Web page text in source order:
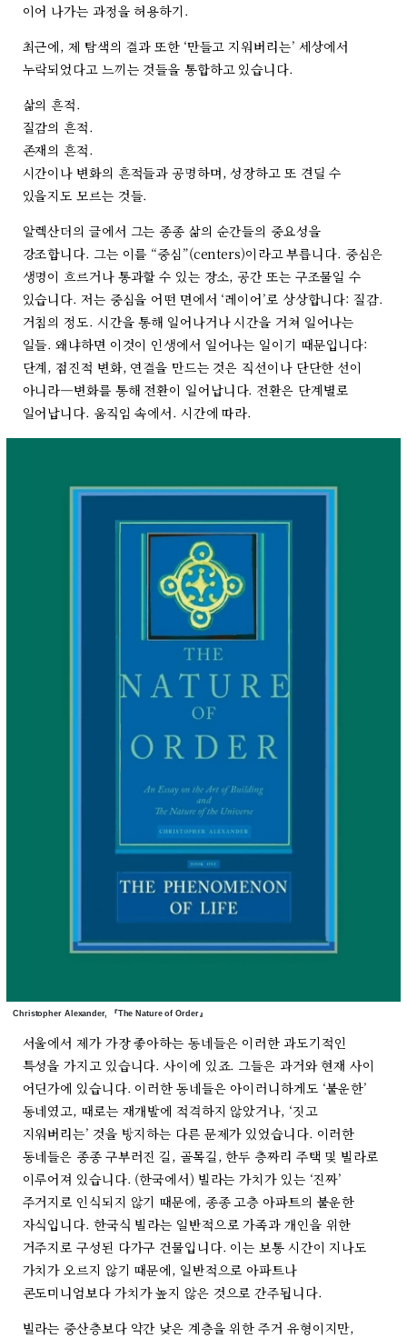
이어 나가는 과정을 허용하기.
최근에, 제 탐색의 결과 또한 ‘만들고 지워버리는’ 세상에서
누락되었다고 느끼는 것들을 통합하고 있습니다.
삶의 흔적.
질감의 흔적.
존재의 흔적.
시간이나 변화의 흔적들과 공명하며, 성장하고 또 견딜 수
있을지도 모르는 것들.
알렉산더의 글에서 그는 종종 삶의 순간들의 중요성을
강조합니다. 그는 이를 “중심”(centers)이라고 부릅니다. 중심은
생명이 흐르거나 통과할 수 있는 장소, 공간 또는 구조물일 수
있습니다. 저는 중심을 어떤 면에서 ‘레이어’로 상상합니다: 질감.
거침의 정도. 시간을 통해 일어나거나 시간을 거쳐 일어나는
일들. 왜냐하면 이것이 인생에서 일어나는 일이기 때문입니다:
단계, 점진적 변화, 연결을 만드는 것은 직선이나 단단한 선이
아니라—변화를 통해 전환이 일어납니다. 전환은 단계별로
일어납니다. 움직임 속에서. 시간에 따라.
Christopher Alexander, 『The Nature of Order』
서울에서 제가 가장 좋아하는 동네들은 이러한 과도기적인
특성을 가지고 있습니다. 사이에 있죠. 그들은 과거와 현재 사이
어딘가에 있습니다. 이러한 동네들은 아이러니하게도 ‘불운한’
동네였고, 때로는 재개발에 적격하지 않았거나, ‘짓고
지워버리는’ 것을 방지하는 다른 문제가 있었습니다. 이러한
동네들은 종종 구부러진 길, 골목길, 한두 층짜리 주택 및 빌라로
이루어져 있습니다. (한국에서) 빌라는 가치가 있는 ‘진짜’
주거지로 인식되지 않기 때문에, 종종 고층 아파트의 불운한
자식입니다. 한국식 빌라는 일반적으로 가족과 개인을 위한
거주지로 구성된 다가구 건물입니다. 이는 보통 시간이 지나도
가치가 오르지 않기 때문에, 일반적으로 아파트나
콘도미니엄보다 가치가 높지 않은 것으로 간주됩니다.
빌라는 중산층보다 약간 낮은 계층을 위한 주거 유형이지만,